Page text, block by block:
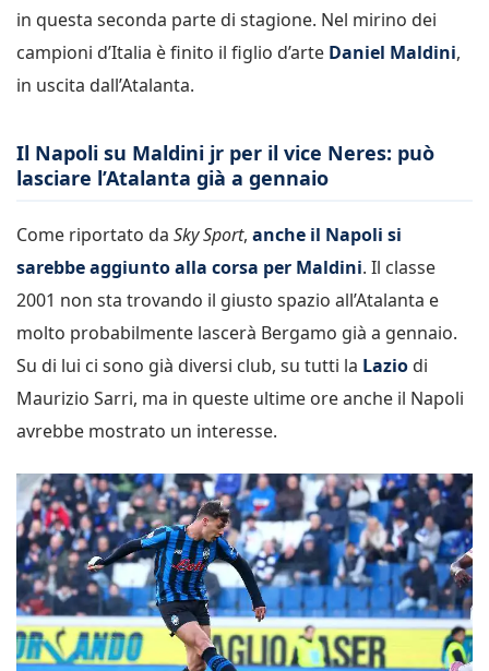
in questa seconda parte di stagione. Nel mirino dei
campioni d’Italia è finito il figlio d’arte Daniel Maldini,
in uscita dall’Atalanta.
Il Napoli su Maldini jr per il vice Neres: può
lasciare l’Atalanta già a gennaio
Come riportato da Sky Sport, anche il Napoli si
sarebbe aggiunto alla corsa per Maldini. Il classe
2001 non sta trovando il giusto spazio all’Atalanta e
molto probabilmente lascerà Bergamo già a gennaio.
Su di lui ci sono già diversi club, su tutti la Lazio di
Maurizio Sarri, ma in queste ultime ore anche il Napoli
avrebbe mostrato un interesse.